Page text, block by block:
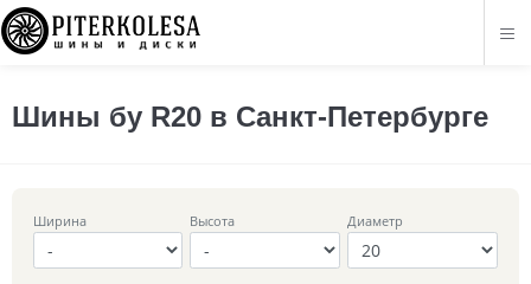
Шины бу R20 в Санкт-Петербурге
Ширина Высота Диаметр